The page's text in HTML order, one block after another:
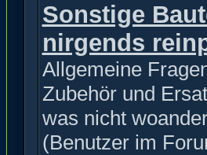
Sonstige
nirgends
Allgemeine
Zubehör und
was nicht
(Benutzer im